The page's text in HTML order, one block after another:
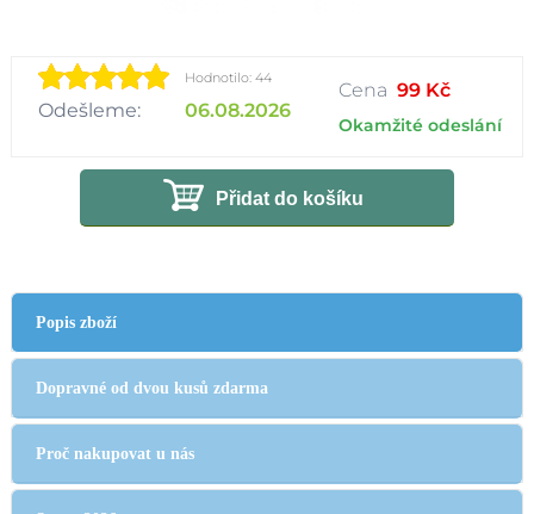
Hodnotilo: 44
Odešleme: 06.08.2026
Cena 99 Kč
Okamžité odeslání
Přidat do košíku
Popis zboží
Dopravné od dvou kusů zdarma
Proč nakupovat u nás